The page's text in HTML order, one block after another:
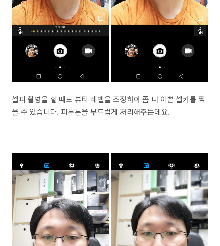
셀피 촬영을 할 때도 뷰티 레벨을 조정하여 좀 더 이쁜 셀카를 찍
을 수 있습니다. 피부톤을 부드럽게 처리해주는데요.